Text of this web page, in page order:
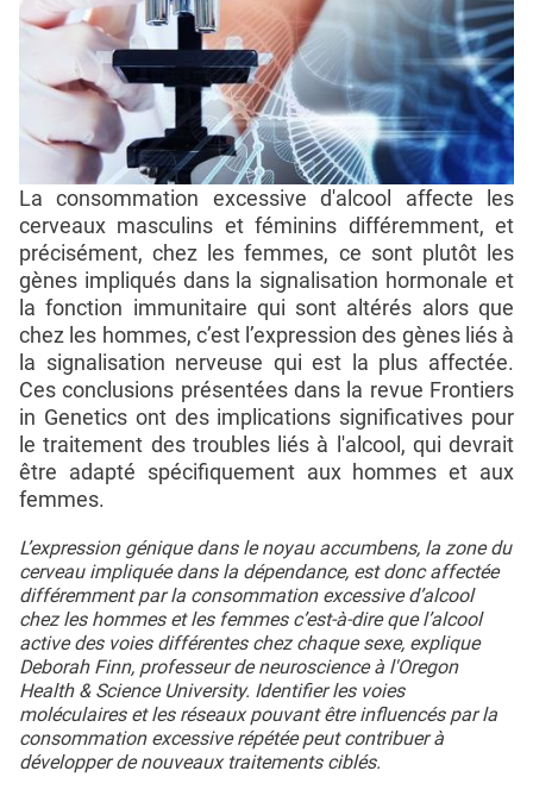
La consommation excessive d'alcool affecte les
cerveaux masculins et féminins différemment, et
précisément, chez les femmes, ce sont plutôt les
gènes impliqués dans la signalisation hormonale et
la fonction immunitaire qui sont altérés alors que
chez les hommes, c’est l’expression des gènes liés à
la signalisation nerveuse qui est la plus affectée.
Ces conclusions présentées dans la revue Frontiers
in Genetics ont des implications significatives pour
le traitement des troubles liés à l'alcool, qui devrait
être adapté spécifiquement aux hommes et aux
femmes.
L’expression génique dans le noyau accumbens, la zone du
cerveau impliquée dans la dépendance, est donc affectée
différemment par la consommation excessive d’alcool
chez les hommes et les femmes c’est-à-dire que l’alcool
active des voies différentes chez chaque sexe, explique
Deborah Finn, professeur de neuroscience à l'Oregon
Health & Science University. Identifier les voies
moléculaires et les réseaux pouvant être influencés par la
consommation excessive répétée peut contribuer à
développer de nouveaux traitements ciblés.